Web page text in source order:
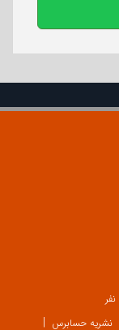
نشریه حسابرس